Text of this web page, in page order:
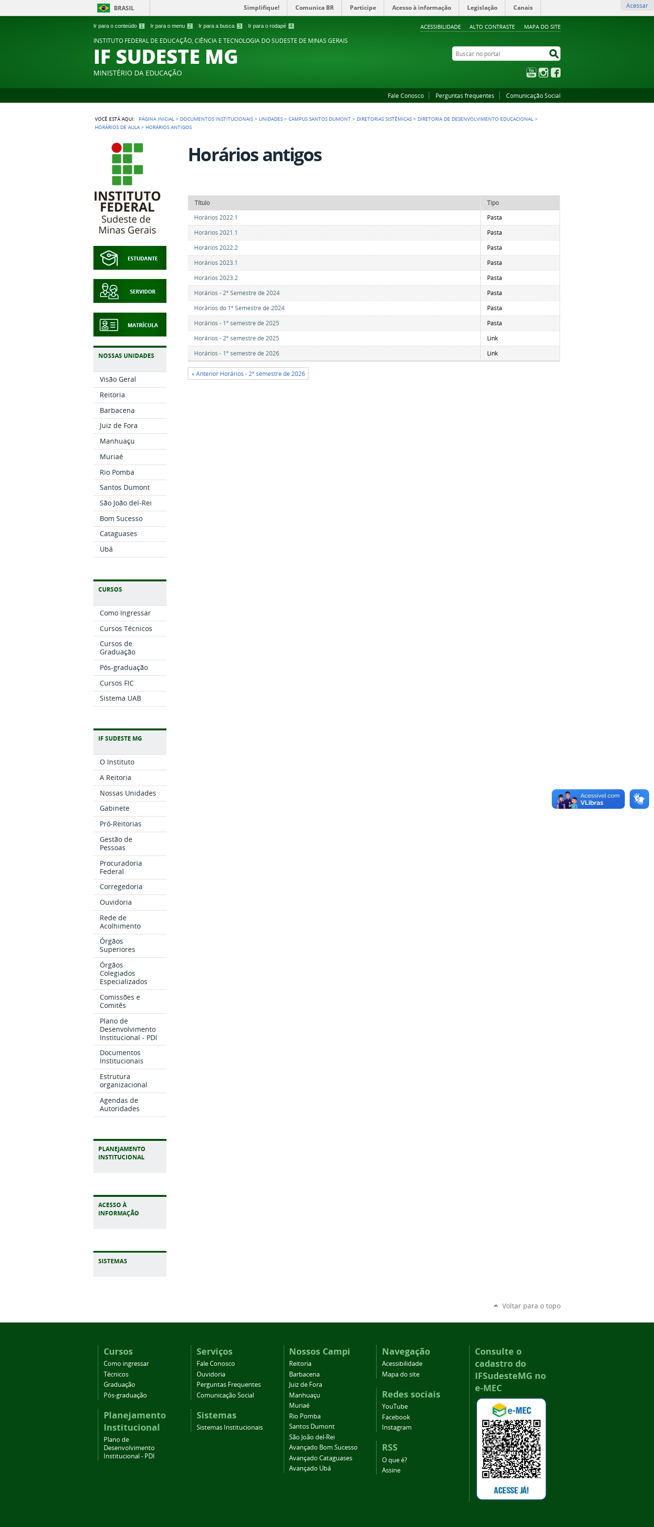
Ir para o conteúdo 1 Ir para o menu 2 Ir para a busca 3 Ir para o rodapé 4 ACESSIBILIDADE ALTO CONTRASTE MAPA DO SITE
BRASIL Simplifique! Comunica BR Participe Acesso à informação Legislação Canais Acessar
INSTITUTO FEDERAL DE EDUCAÇÃO, CIÊNCIA E TECNOLOGIA DO SUDESTE DE MINAS GERAIS
IF SUDESTE MG
MINISTÉRIO DA EDUCAÇÃO
Buscar no portal
YouTubeInstagram
Fale Conosco Perguntas frequentes Comunicação Social
VOCÊ ESTÁ AQUI: PÁGINA INICIAL > DOCUMENTOS INSTITUCIONAIS > UNIDADES >CAMPUS SANTOS DUMONT > DIRETORIAS SISTÊMICAS > DIRETORIA DE DESENVOLVIMENTO EDUCACIONAL >
HORÁRIOS DE AULA > HORÁRIOS ANTIGOS
NOSSAS UNIDADES
Visão Geral
Reitoria
Barbacena
Juiz de Fora
Manhuaçu
Muriaé
Rio Pomba
Santos Dumont
São João del-Rei
Bom Sucesso
Cataguases
Ubá
CURSOS
Como Ingressar
Cursos Técnicos
Cursos de
Graduação
Pós-graduação
Cursos FIC
Sistema UAB
IF SUDESTE MG
O Instituto
A Reitoria
Nossas Unidades
Gabinete
Pró-Reitorias
Gestão de
Pessoas
Procuradoria
Federal
Corregedoria
Ouvidoria
Rede de
Acolhimento
Órgãos
Superiores
Órgãos
Colegiados
Especializados
Comissões e
Comitês
Plano de
Desenvolvimento
Institucional - PDI
Documentos
Institucionais
Estrutura
organizacional
Agendas de
Autoridades
PLANEJAMENTO
INSTITUCIONAL
ACESSO À
INFORMAÇÃO
Horários antigos
Título
Tipo
Horários 2022.1
Pasta
Horários 2021.1
Pasta
Horários 2022.2
Pasta
Horários 2023.1
Pasta
Horários 2023.2
Pasta
Horários - 2º Semestre de 2024
Pasta
Horários do 1º Semestre de 2024
Pasta
Horários - 1º semestre de 2025
Pasta
Horários - 2º semestre de 2025
Link
Horários - 1º semestre de 2026
Link
« Anterior Horários - 2º semestre de 2026
Voltar para o topo
Cursos
Como ingressar
Técnicos
Graduação
Pós-graduação
Planejamento
Institucional
Plano de
Desenvolvimento
Institucional - PDI
Serviços
Fale Conosco
Ouvidoria
Perguntas Frequentes
Comunicação Social
Sistemas
Sistemas Institucionais
Nossos Campi
Reitoria
Barbacena
Juiz de Fora
Manhuaçu
Muriaé
Rio Pomba
Santos Dumont
São João del-Rei
Avançado Bom Sucesso
Avançado Cataguases
Avançado Ubá
Navegação
Acessibilidade
Mapa do site
Redes sociais
YouTube
Facebook
Instagram
RSS
O que é?
Assine
Consulte o
cadastro do
IFSudesteMG no
e-MEC